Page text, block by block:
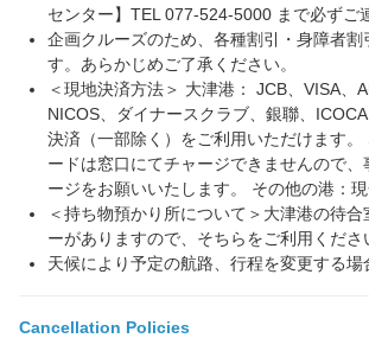
センター】TEL 077-524-5000 まで必ずご
企画クルーズのため、各種割引・身障者割
す。あらかじめご了承ください。
＜現地決済方法＞ 大津港： JCB、VISA、
NICOS、ダイナースクラブ、銀聯、
決済（一部除く）をご利用いただけます。
ードは窓口にてチャージできませんので、
ージをお願いいたします。 その他の港：
＜持ち物預かり所について＞大津港の待合
ーがありますので、そちらをご利用くださ
天候により予定の航路、行程を変更する場
Cancellation Policies